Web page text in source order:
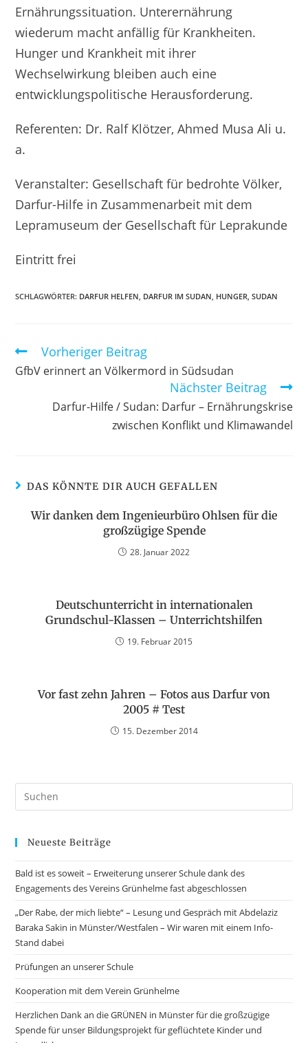
Ernährungssituation. Unterernährung
wiederum macht anfällig für Krankheiten.
Hunger und Krankheit mit ihrer
Wechselwirkung bleiben auch eine
entwicklungspolitische Herausforderung.
Referenten: Dr. Ralf Klötzer, Ahmed Musa Ali u.
a.
Veranstalter: Gesellschaft für bedrohte Völker,
Darfur-Hilfe in Zusammenarbeit mit dem
Lepramuseum der Gesellschaft für Leprakunde
Eintritt frei
SCHLAGWÖRTER: DARFUR HELFEN DARFUR IM SUDAN HUNGER SUDAN
Vorheriger Beitrag
GfbV erinnert an Völkermord in Südsudan
Nächster Beitrag
Darfur-Hilfe / Sudan: Darfur – Ernährungskrise
zwischen Konflikt und Klimawandel
DAS KÖNNTE DIR AUCH GEFALLEN
Wir danken dem Ingenieurbüro Ohlsen für die
großzügige Spende
28. Januar 2022
Deutschunterricht in internationalen
Grundschul-Klassen – Unterrichtshilfen
19. Februar 2015
Vor fast zehn Jahren – Fotos aus Darfur von
2005 # Test
15. Dezember 2014
Neueste Beiträge
Bald ist es soweit – Erweiterung unserer Schule dank des
Engagements des Vereins Grünhelme fast abgeschlossen
„Der Rabe, der mich liebte“ – Lesung und Gespräch mit Abdelaziz
Baraka Sakin in Münster/Westfalen – Wir waren mit einem Info-
Stand dabei
Prüfungen an unserer Schule
Kooperation mit dem Verein Grünhelme
Herzlichen Dank an die GRÜNEN in Münster für die großzügige
Spende für unser Bildungsprojekt für geflüchtete Kinder und